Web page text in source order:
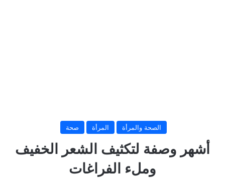
الصحة والمرأة المرأة صحة
أشهر وصفة لتكثيف الشعر الخفيف
وملء الفراغات